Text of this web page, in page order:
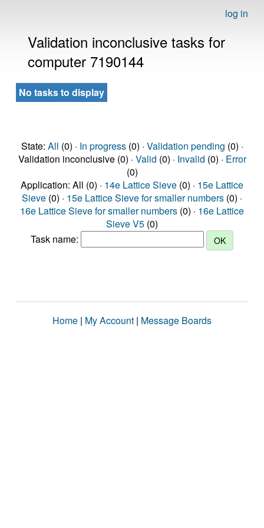
log in
Validation inconclusive tasks for
computer 7190144
No tasks to display
State: All (0) · In progress(0) · Validation pending (0) ·
Validation inconclusive (0) · Valid (0) · Invalid (0) · Error
(0)
Application: All (0) · 14e Lattice Sieve (0) · 15e Lattice
Sieve (0) · 15e Lattice Sieve for smaller numbers (0) ·
16e Lattice Sieve for smaller numbers (0) · 16e Lattice
Sieve V5 (0)
Task name:
Home | My Account | Message Boards